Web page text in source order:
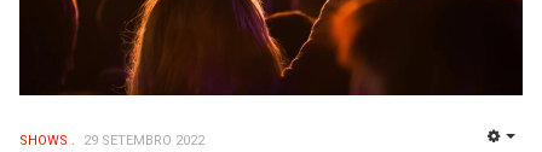
SHOWS 29 SETEMBRO 2022